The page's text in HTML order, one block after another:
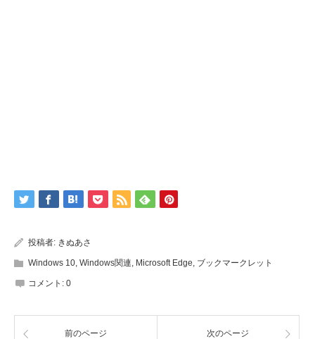
投稿者: きぬあさ
Windows 10, Windows関連, Microsoft Edge, ブックマークレット
コメント: 0
前のページ 次のページ